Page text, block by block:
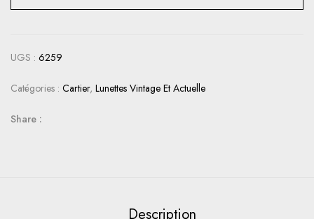
UGS : 6259
Catégories : Cartier, Lunettes Vintage Et Actuelle
Share :
Description